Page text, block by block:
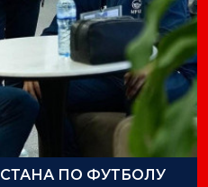
ПО ФУТБОЛУ